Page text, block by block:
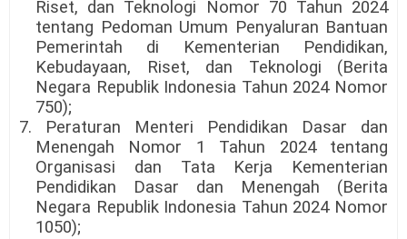
Riset, dan Teknologi Nomor 70 Tahun 2024
tentang Pedoman Umum Penyaluran Bantuan
Pemerintah di Kementerian Pendidikan,
Kebudayaan, Riset, dan Teknologi (Berita
Negara Republik Indonesia Tahun 2024 Nomor
750);
7. Peraturan Menteri Pendidikan Dasar dan
Menengah Nomor 1 Tahun 2024 tentang
Organisasi dan Tata Kerja Kementerian
Pendidikan Dasar dan Menengah (Berita
Negara Republik Indonesia Tahun 2024 Nomor
1050);